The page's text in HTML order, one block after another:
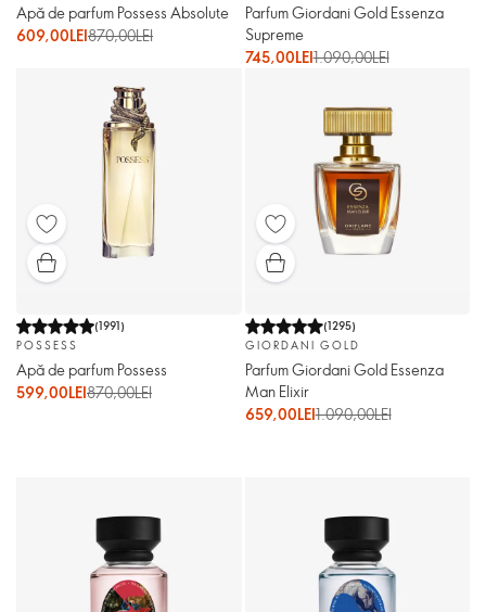
Apă de parfum Possess Absolute
609,00LEI870,00LEI
Parfum Giordani Gold Essenza
Supreme
745,00LEI1.090,00LEI
(1991)
POSSESS
Apă de parfum Possess
599,00LEI870,00LEI
(1295)
GIORDANI GOLD
Parfum Giordani Gold Essenza
Man Elixir
659,00LEI1.090,00LEI